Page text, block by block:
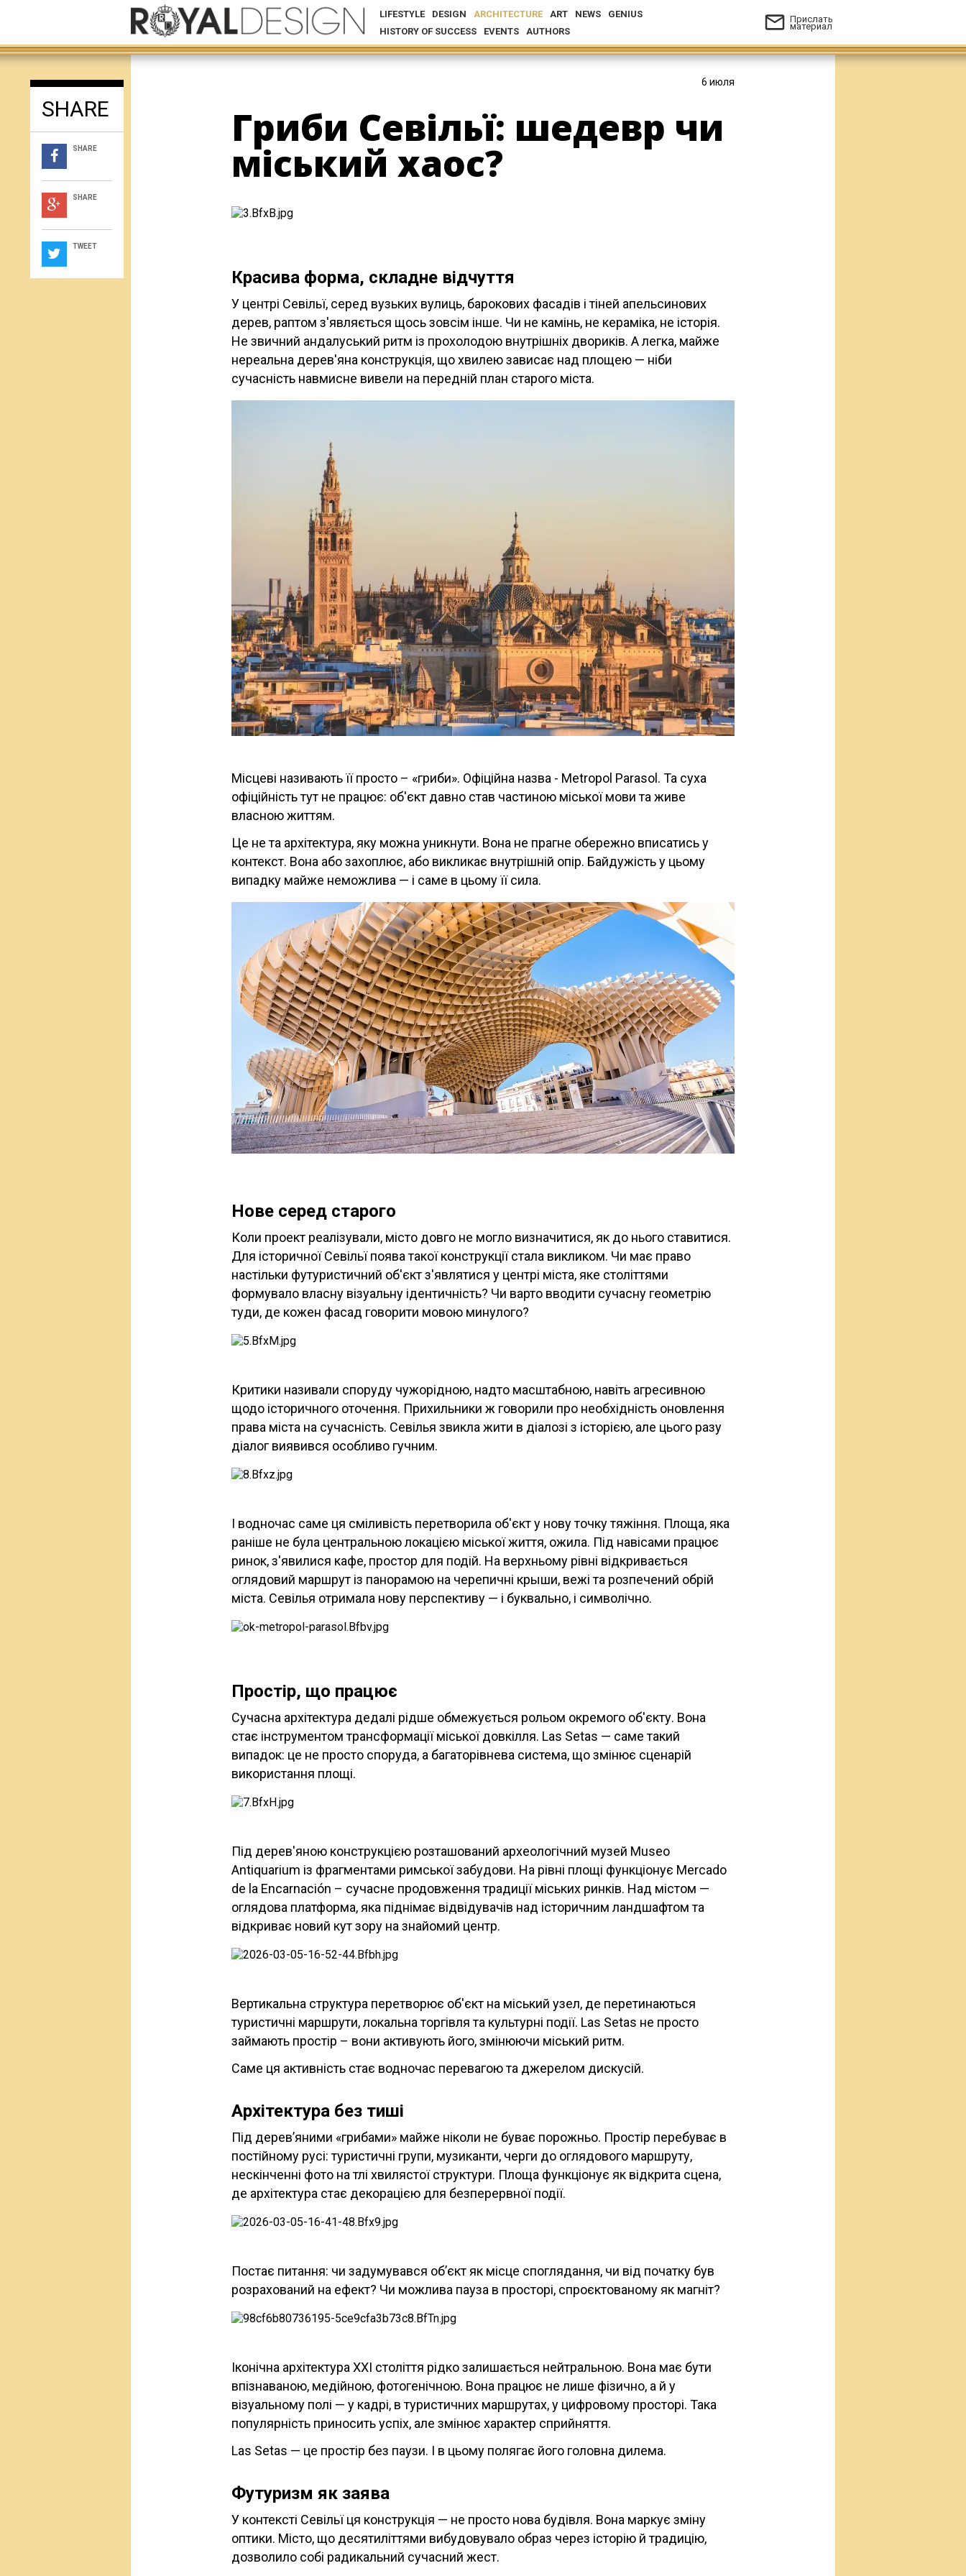
Прислать
материал
LIFESTYLE DESIGN ARCHITECTURE ART NEWS
GENIUS
HISTORY OF SUCCESS
EVENTS AUTHORS
SHARE
SHARE
SHARE
TWEET
6 июля
Гриби Севільї: шедевр чи
міський хаос?
Красива форма, складне відчуття
У центрі Севільї, серед вузьких вулиць, барокових фасадів і тіней апельсинових
дерев, раптом з'являється щось зовсім інше. Чи не камінь, не кераміка, не історія.
Не звичний андалуський ритм із прохолодою внутрішніх двориків. А легка, майже
нереальна дерев'яна конструкція, що хвилею зависає над площею — ніби
сучасність навмисне вивели на передній план старого міста.
Місцеві називають її просто – «гриби». Офіційна назва - Metropol Parasol. Та суха
офіційність тут не працює: об'єкт давно став частиною міської мови та живе
власною життям.
Це не та архітектура, яку можна уникнути. Вона не прагне обережно вписатись у
контекст. Вона або захоплює, або викликає внутрішній опір. Байдужість у цьому
випадку майже неможлива — і саме в цьому її сила.
Нове серед старого
Коли проект реалізували, місто довго не могло визначитися, як до нього ставитися.
Для історичної Севільї поява такої конструкції стала викликом. Чи має право
настільки футуристичний об'єкт з'являтися у центрі міста, яке століттями
формувало власну візуальну ідентичність? Чи варто вводити сучасну геометрію
туди, де кожен фасад говорити мовою минулого?
Критики називали споруду чужорідною, надто масштабною, навіть агресивною
щодо історичного оточення. Прихильники ж говорили про необхідність оновлення
права міста на сучасність. Севілья звикла жити в діалозі з історією, але цього разу
діалог виявився особливо гучним.
І водночас саме ця сміливість перетворила об'єкт у нову точку тяжіння. Площа, яка
раніше не була центральною локацією міської життя, ожила. Під навісами працює
ринок, з'явилися кафе, простор для подій. На верхньому рівні відкривається
оглядовий маршрут із панорамою на черепичні крыши, вежі та розпечений обрій
міста. Севілья отримала нову перспективу — і буквально, і символічно.
Простір, що працює
Сучасна архітектура дедалі рідше обмежується рольом окремого об'єкту. Вона
стає інструментом трансформації міської довкілля. Las Setas — саме такий
випадок: це не просто споруда, а багаторівнева система, що змінює сценарій
використання площі.
Під дерев'яною конструкцією розташований археологічний музей Museo
Antiquarium із фрагментами римської забудови. На рівні площі функціонує Mercado
de la Encarnación – сучасне продовження традиції міських ринків. Над містом —
оглядова платформа, яка піднімає відвідувачів над історичним ландшафтом та
відкриває новий кут зору на знайомий центр.
Вертикальна структура перетворює об'єкт на міський узел, де перетинаються
туристичні маршрути, локальна торгівля та культурні події. Las Setas не просто
займають простір – вони активують його, змінюючи міський ритм.
Саме ця активність стає водночас перевагою та джерелом дискусій.
Архітектура без тиші
Під дерев’яними «грибами» майже ніколи не буває порожньо. Простір перебуває в
постійному русі: туристичні групи, музиканти, черги до оглядового маршруту,
нескінченні фото на тлі хвилястої структури. Площа функціонує як відкрита сцена,
де архітектура стає декорацією для безперервної події.
Постає питання: чи задумувався об’єкт як місце споглядання, чи від початку був
розрахований на ефект? Чи можлива пауза в просторі, спроєктованому як магніт?
Іконічна архітектура XXI століття рідко залишається нейтральною. Вона має бути
впізнаваною, медійною, фотогенічною. Вона працює не лише фізично, а й у
візуальному полі — у кадрі, в туристичних маршрутах, у цифровому просторі. Така
популярність приносить успіх, але змінює характер сприйняття.
Las Setas — це простір без паузи. І в цьому полягає його головна дилема.
Футуризм як заява
У контексті Севільї ця конструкція — не просто нова будівля. Вона маркує зміну
оптики. Місто, що десятиліттями вибудовувало образ через історію й традицію,
дозволило собі радикальний сучасний жест.